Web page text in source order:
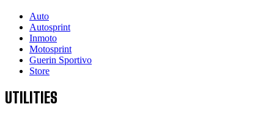
Auto
Autosprint
Inmoto
Motosprint
Guerin Sportivo
Store
UTILITIES